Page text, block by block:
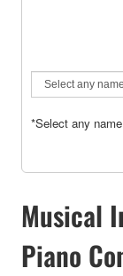
*Select any
Musical
Piano